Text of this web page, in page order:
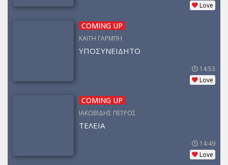
Love
COMING UP
ΚΑΙΤΗ ΓΑΡΜΠΗ
ΥΠΟΣΥΝΕΙΔΗΤΟ
14:53
Love
COMING UP
ΙΑΚΩΒΙΔΗΣ ΠΕΤΡΟΣ
ΤΕΛΕΙΑ
14:49
Love